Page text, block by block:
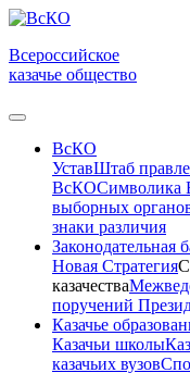
Всероссийское
казачье общество
ВсКО
УставШтаб
ВсКОСимволика
выборных
знаки различия
Законодательная
Новая Стратегия
казачества
поручений
Казачье
Казачьи школы
казачьих вузов